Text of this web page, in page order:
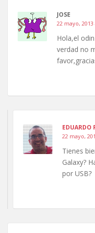
JOSE
22 mayo, 2013
Hola,el
verdad no
EDUARDO
22 mayo,
Tienes
Galaxy?
por USB?